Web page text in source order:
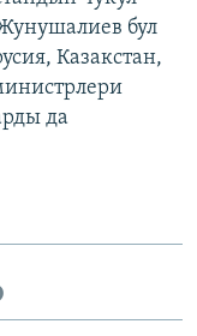
бул
Казакстан,
да